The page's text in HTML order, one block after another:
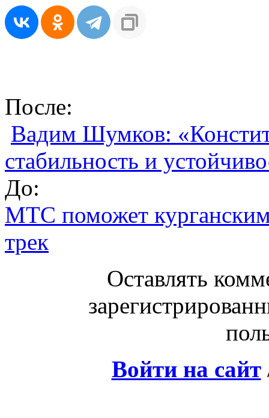
После:
Вадим Шумков:
стабильность и
До:
МТС поможет
трек
Оставлять
Войти на сайт